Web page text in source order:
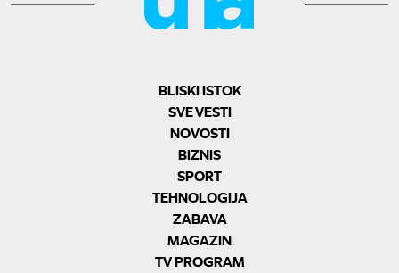
BLISKI ISTOK
SVE VESTI
NOVOSTI
BIZNIS
SPORT
TEHNOLOGIJA
ZABAVA
MAGAZIN
TV PROGRAM